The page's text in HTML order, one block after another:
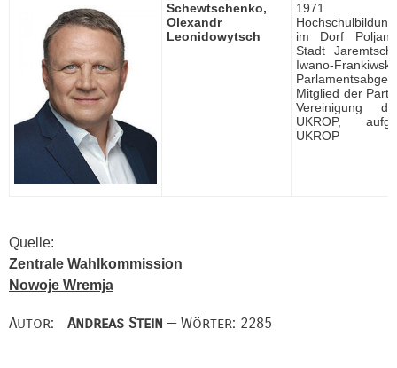
Schewtschenko,
Olexandr
Leonidowytsch
1971
im Dorf
Stadt
Iwano-Frankiwsk,
Mitglied der
Vereinigung
UKROP,
UKROP
Quelle:
Zentrale Wahlkommission
Nowoje Wremja
Autor: Andreas Stein — Wörter: 2285